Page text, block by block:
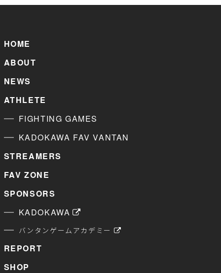
HOME
ABOUT
NEWS
ATHLETE
FIGHTING GAMES
KADOKAWA FAV VANTAN
STREAMERS
FAV ZONE
SPONSORS
KADOKAWA
バンタンゲームアカデミー
REPORT
SHOP